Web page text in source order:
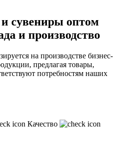
сувениры оптом
и производство
на производстве бизнес-
предлагая товары,
потребностям наших
Качество